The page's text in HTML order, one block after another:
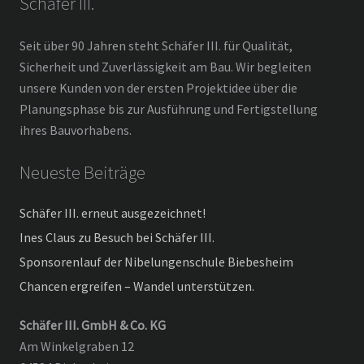
Seit über 90 Jahren steht Schäfer III. für Qualität,
Sicherheit und Zuverlässigkeit am Bau. Wir begleiten
unsere Kunden von der ersten Projektidee über die
Planungsphase bis zur Ausführung und Fertigstellung
ihres Bauvorhabens.
Neueste Beiträge
Schäfer III. erneut ausgezeichnet!
Ines Claus zu Besuch bei Schäfer III.
Sponsorenlauf der Nibelungenschule Biebesheim
Chancen ergreifen – Wandel unterstützen.
Schäfer III. GmbH & Co. KG
Am Winkelgraben 12